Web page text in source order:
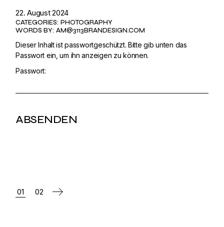
22. August 2024
CATEGORIES: PHOTOGRAPHY
WORDS BY: AM@3113BRANDESIGN.COM
Dieser Inhalt ist passwortgeschützt. Bitte gib unten das
Passwort ein, um ihn anzeigen zu können.
Passwort:
01 02